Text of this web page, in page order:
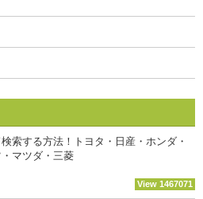
索する方法！トヨタ・日産・ホンダ・
マツダ・三菱
View 1467071